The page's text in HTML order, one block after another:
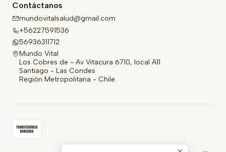
Contáctanos
mundovitalsalud@gmail.com
+56227591536
56936311712
Mundo Vital
Los Cobres de - Av Vitacura 6710, local A11
Santiago - Las Condes
Región Metropolitana - Chile